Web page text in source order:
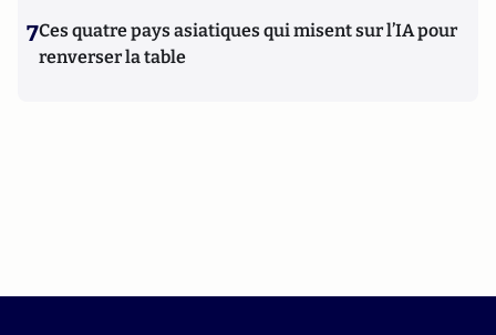
7Ces quatre pays asiatiques qui misent sur l’IA pour
renverser la table